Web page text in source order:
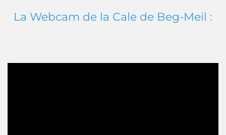
La Webcam de la Cale de Beg-Meil :